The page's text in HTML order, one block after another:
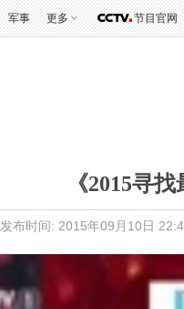
军事 更多 节目官网
《2015寻
发布时间: 2015年09月10日